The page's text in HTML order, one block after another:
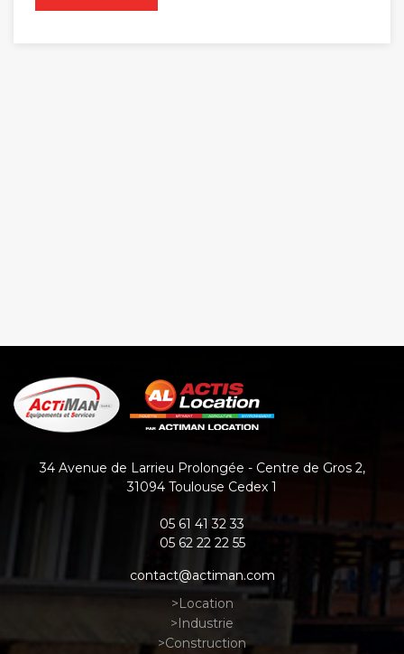
34 Avenue de Larrieu Prolongée - Centre de Gros 2,
31094 Toulouse Cedex 1
05 61 41 32 33
05 62 22 22 55
contact@actiman.com
Location
Industrie
Construction